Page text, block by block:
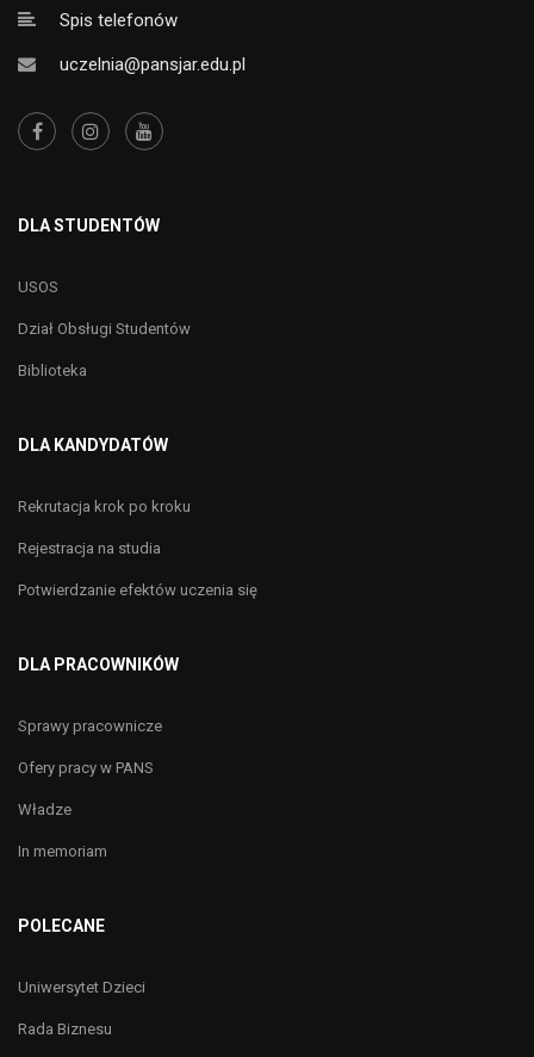
Spis telefonów
uczelnia@pansjar.edu.pl
DLA STUDENTÓW
USOS
Dział Obsługi Studentów
Biblioteka
DLA KANDYDATÓW
Rekrutacja krok po kroku
Rejestracja na studia
Potwierdzanie efektów uczenia się
DLA PRACOWNIKÓW
Sprawy pracownicze
Ofery pracy w PANS
Władze
In memoriam
POLECANE
Uniwersytet Dzieci
Rada Biznesu